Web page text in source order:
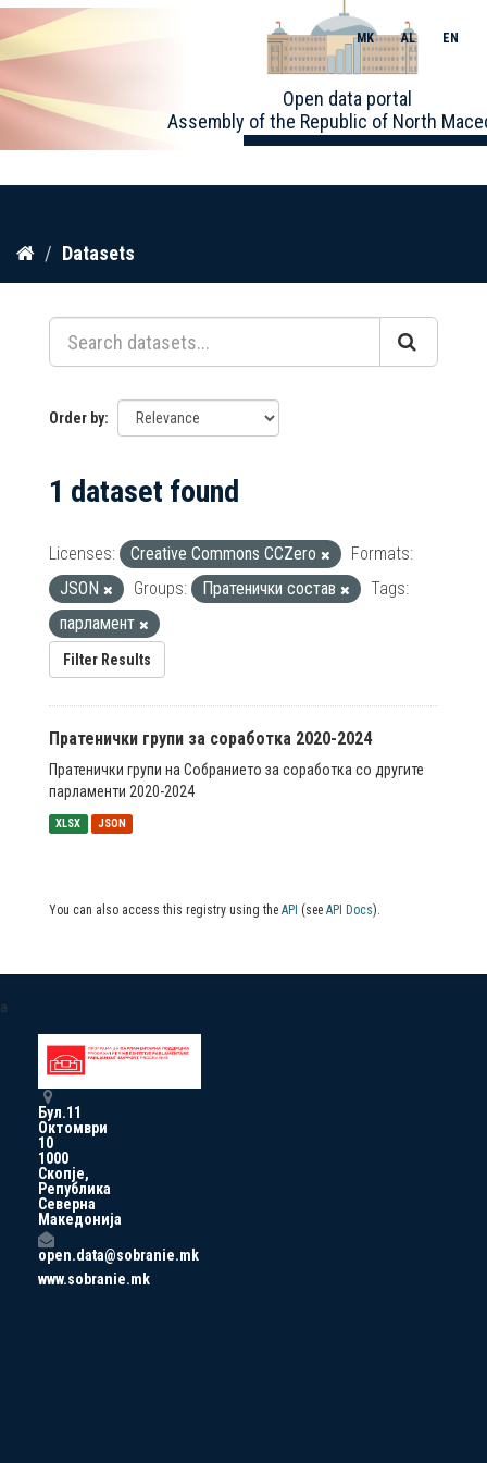
Skip
content
Open data portal
Assembly of the Republic of North
MK AL EN
Datasets
Order by
1 dataset found
Licenses: Creative Commons CCZero
Formats:
JSON
Groups: Пратенички состав
Tags:
парламент
Filter Results
Пратенички групи за соработка 2020-2024
Пратенички групи на Собранието за соработка со другите
парламенти 2020-2024
XLSX JSON
You can also access this registry using the API (see API Docs).
a
Бул.11
Октомври
10
1000
Скопје,
Република
Северна
Македонија
open.data@sobranie.mk
www.sobranie.mk